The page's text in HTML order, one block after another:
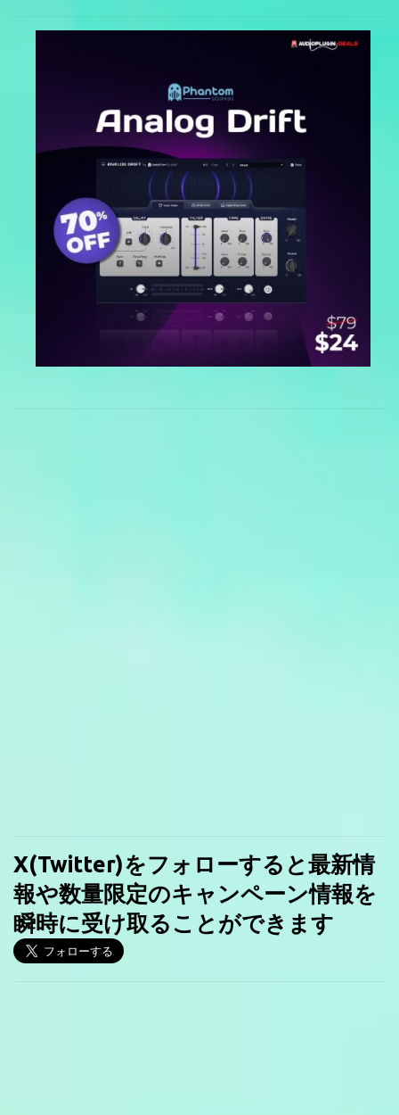
X(Twitter)をフォローすると最新情
報や数量限定のキャンペーン情報を
瞬時に受け取ることができます